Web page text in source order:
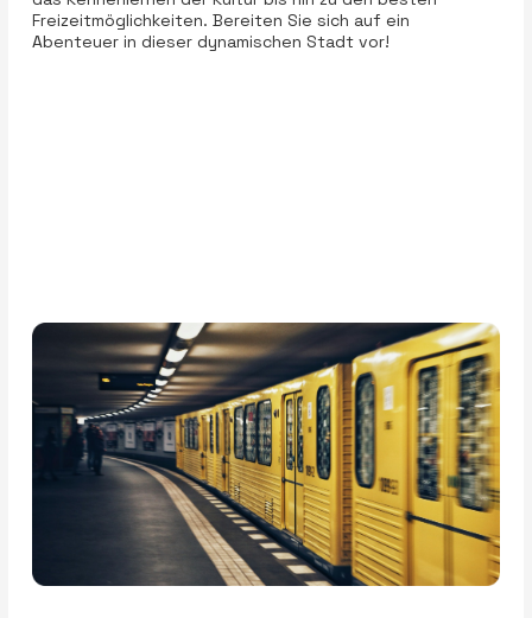
Freizeitmöglichkeiten. Bereiten Sie sich auf ein
Abenteuer in dieser dynamischen Stadt vor!